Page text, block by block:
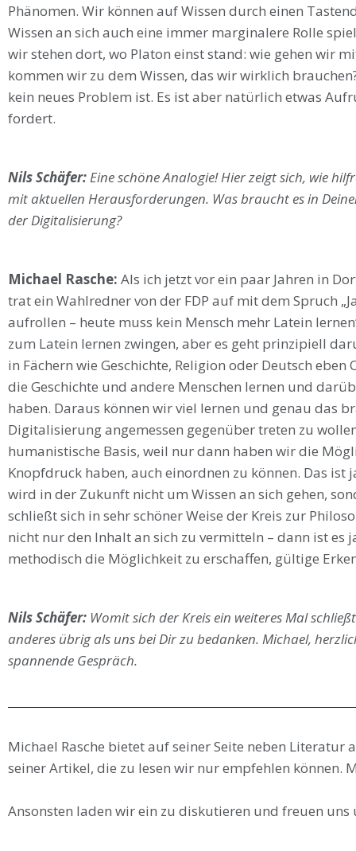
Phänomen. Wir können auf Wissen durch einen
Wissen an sich auch eine immer marginalere Rolle
wir stehen dort, wo Platon einst stand: wie gehen wir
kommen wir zu dem Wissen, das wir wirklich
kein neues Problem ist. Es ist aber natürlich etwas
fordert.
Nils Schäfer:Eine schöne Analogie! Hier zeigt sich, wie
mit aktuellen Herausforderungen. Was braucht es in
der Digitalisierung?
Michael Rasche: Als ich jetzt vor ein paar Jahren in
trat ein Wahlredner von der FDP auf mit dem Spruch
aufrollen – heute muss kein Mensch mehr Latein
zum Latein lernen zwingen, aber es geht prinzipiell
in Fächern wie Geschichte, Religion oder Deutsch
die Geschichte und andere Menschen lernen und
haben. Daraus können wir viel lernen und genau das
Digitalisierung angemessen gegenüber treten zu
humanistische Basis, weil nur dann haben wir die
Knopfdruck haben, auch einordnen zu können. Das ist
wird in der Zukunft nicht um Wissen an sich gehen,
schließt sich in sehr schöner Weise der Kreis zur
nicht nur den Inhalt an sich zu vermitteln – dann ist es
methodisch die Möglichkeit zu erschaffen, gültige
Nils Schäfer: Womit sich der Kreis ein weiteres Mal
anderes übrig als uns bei Dir zu bedanken. Michael,
spannende Gespräch.
Michael Rasche bietet auf seiner Seite neben Literatur
seiner Artikel, die zu lesen wir nur empfehlen können.
Ansonsten laden wir ein zu diskutieren und freuen